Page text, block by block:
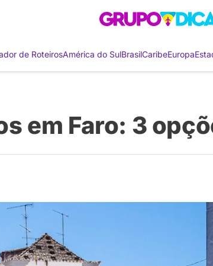
de RoteirosAmérica do SulBrasilCaribeEuropa
em Faro: 3